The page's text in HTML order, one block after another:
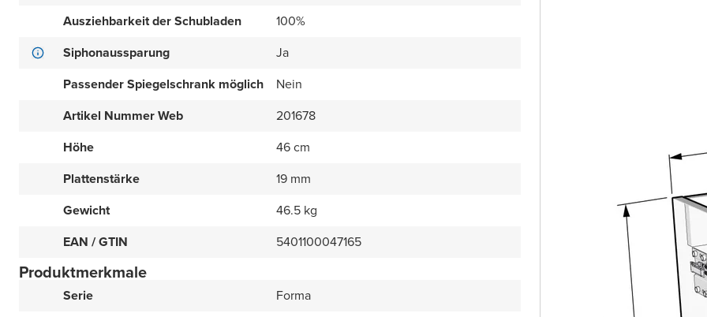
Ausziehbarkeit der Schubladen
100%
Siphonaussparung
Ja
Passender Spiegelschrank möglich
Nein
Artikel Nummer Web
201678
Höhe
46 cm
Plattenstärke
19 mm
Gewicht
46.5 kg
EAN / GTIN
5401100047165
Produktmerkmale
Serie
Forma